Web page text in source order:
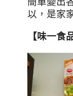
以，是家
【味一食